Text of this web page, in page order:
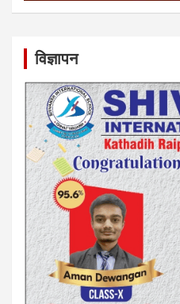
विज्ञापन